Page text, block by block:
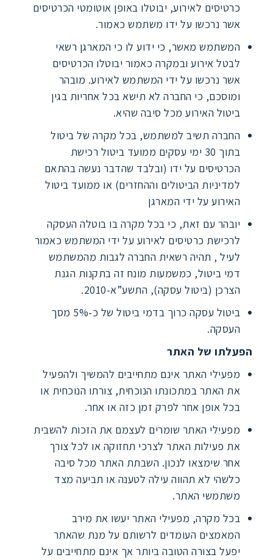
כרטיסים לאירוע, יבוטלו באופן אוטומטי הכרטיסים
אשר נרכשו על ידו משתמש כאמור.
המשתמש מאשר, כי ידוע לו כי המארגן רשאי
לבטל אירוע ובמקרה כאמור יבוטלו הכרטיסים
אשר נרכשו על ידי המשתמש לאירוע. מובהר
ומוסכם, כי החברה לא תישא בכל אחריות בגין
ביטול האירוע מכל סיבה שהיא.
החברה תשיב למשתמש, בכל מקרה של ביטול
בתוך 30 ימי עסקים ממועד ביטול רכישת
הכרטיסים על ידו (ובלבד שהדבר נעשה בהתאם
למדיניות הביטולים וההחזרים) או ממועד ביטול
האירוע על ידי המארגן
יובהר עם זאת, כי בכל מקרה בו בוטלה העסקה
לרכישת כרטיסים לאירוע על ידי המשתמש כאמור
לעיל , תהיה רשאית החברה לגבות מהמשתמש
דמי ביטול, כמשמעות מונח זה בתקנות הגנת
הצרכן (ביטול עסקה), התשע”א-2010.
ביטול עסקה כרוך בדמי ביטול של כ-5% מסך
העסקה.
הפעלתו של האתר
מפעילי האתר אינם מתחייבים להמשיך ולהפעיל
את האתר במתכונתו הנוכחית, צורתו הנוכחית או
בכל אופן אחר לפרק זמן כזה או אחר.
מפעילי האתר שומרים לעצמם את הזכות להשבית
את פעילות האתר לצרכי תחזוקה או לכל צורך
אחר שימצאו לנכון. השבתת האתר מכל סיבה
כלשהי לא תהווה עילה לטענה או תביעה מצד
משתמשי האתר.
בכל מקרה, מפעילי האתר יעשו את מירב
המאמצים העומדים לרשותם על מנת שהאתר
יפעל בצורה הטובה ביותר אך אינם מתחייבים על